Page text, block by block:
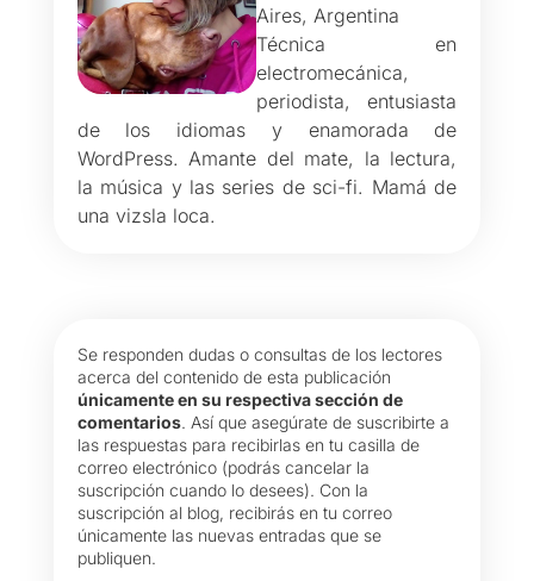
Aires, Argentina
Técnica en
electromecánica,
periodista, entusiasta
de los idiomas y enamorada de
WordPress. Amante del mate, la lectura,
la música y las series de sci-fi. Mamá de
una vizsla loca.
Se responden dudas o consultas de los lectores
acerca del contenido de esta publicación
únicamente en su respectiva sección de
comentarios. Así que asegúrate de suscribirte a
las respuestas para recibirlas en tu casilla de
correo electrónico (podrás cancelar la
suscripción cuando lo desees). Con la
suscripción al blog, recibirás en tu correo
únicamente las nuevas entradas que se
publiquen.